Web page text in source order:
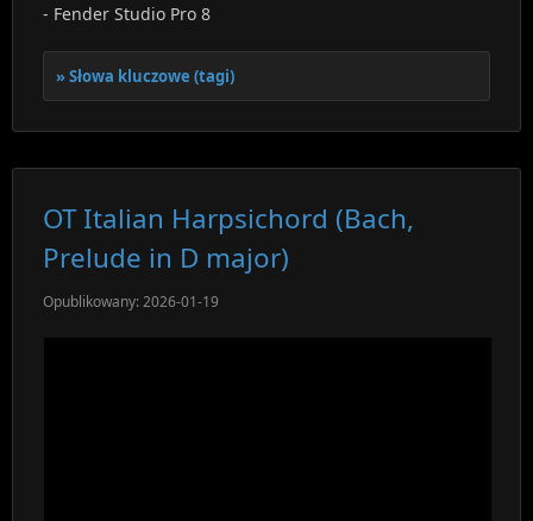
- Fender Studio Pro 8
Słowa kluczowe (tagi)
OT Italian Harpsichord (Bach,
Prelude in D major)
Opublikowany: 2026-01-19